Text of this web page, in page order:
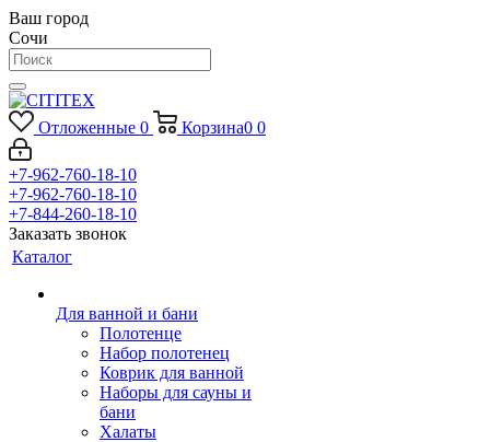
Ваш город
Сочи
Отложенные 0 Корзина0 0
+7-962-760-18-10
+7-962-760-18-10
+7-844-260-18-10
Заказать звонок
Каталог
Для ванной и бани
Полотенце
Набор полотенец
Коврик для ванной
Наборы для сауны и
бани
Халаты